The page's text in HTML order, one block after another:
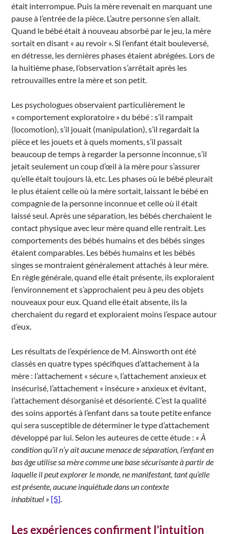
était interrompue. Puis la mère revenait en marquant une
pause à l’entrée de la pièce. L’autre personne s’en allait.
Quand le bébé était à nouveau absorbé par le jeu, la mère
sortait en disant « au revoir ». Si l’enfant était bouleversé,
en détresse, les dernières phases étaient abrégées. Lors de
la huitième phase, l’observation s’arrêtait après les
retrouvailles entre la mère et son petit.
Les psychologues observaient particulièrement le
« comportement exploratoire » du bébé : s’il rampait
(locomotion), s’il jouait (manipulation), s’il regardait la
pièce et les jouets et à quels moments, s’il passait
beaucoup de temps à regarder la personne inconnue, s’il
jetait seulement un coup d’œil à la mère pour s’assurer
qu’elle était toujours là, etc. Les phases où le bébé pleurait
le plus étaient celle où la mère sortait, laissant le bébé en
compagnie de la personne inconnue et celle où il était
laissé seul. Après une séparation, les bébés cherchaient le
contact physique avec leur mère quand elle rentrait. Les
comportements des bébés humains et des bébés singes
étaient comparables. Les bébés humains et les bébés
singes se montraient généralement attachés à leur mère.
En règle générale, quand elle était présente, ils exploraient
l’environnement et s’approchaient peu à peu des objets
nouveaux pour eux. Quand elle était absente, ils la
cherchaient du regard et exploraient moins l’espace autour
d’eux.
Les résultats de l’expérience de M. Ainsworth ont été
classés en quatre types spécifiques d’attachement à la
mère : l’attachement « sécure », l’attachement anxieux et
insécurisé, l’attachement « insécure » anxieux et évitant,
l’attachement désorganisé et désorienté. C’est la qualité
des soins apportés à l’enfant dans sa toute petite enfance
qui sera susceptible de déterminer le type d’attachement
développé par lui. Selon les auteures de cette étude : « À
condition qu’il n’y ait aucune menace de séparation, l’enfant en
bas âge utilise sa mère comme une base sécurisante à partir de
laquelle il peut explorer le monde, ne manifestant, tant qu’elle
est présente, aucune inquiétude dans un contexte
inhabituel » [5]
Les expériences confirment l’intuition